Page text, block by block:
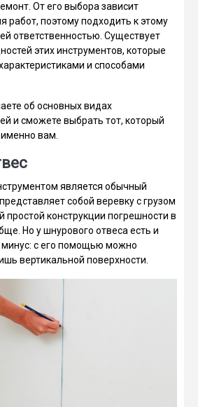
От его выбора зависит
работ, поэтому подходить к этому
ответственностью. Существует
этих инструментов, которые
и способами
об основных видах
и сможете выбрать тот, который
вам.
является обычный
собой веревку с грузом
простой конструкции погрешности в
Но у шнурового отвеса есть и
с его помощью можно
вертикальной поверхности.